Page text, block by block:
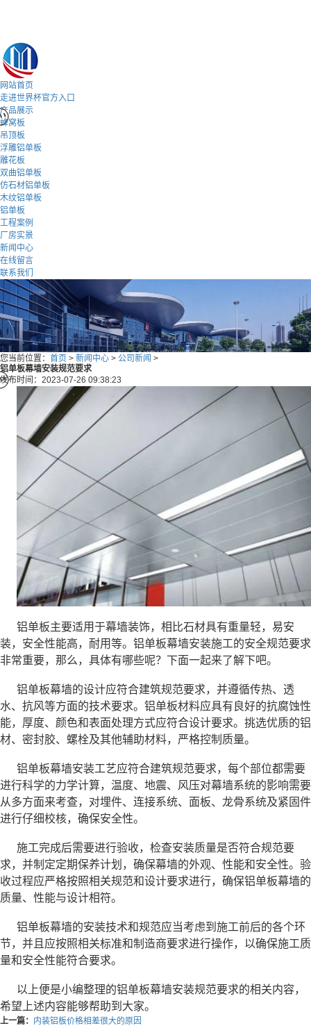
网站首页
走进世界杯官方入口
产品展示
蜂窝板
吊顶板
浮雕铝单板
雕花板
双曲铝单板
仿石材铝单板
木纹铝单板
铝单板
工程案例
厂房实景
新闻中心
在线留言
联系我们
您当前位置： 首页 > 新闻中心 > 公司新闻 >
铝单板幕墙安装规范要求
发布时间：2023-07-26 09:38:23
铝单板主要适用于幕墙装饰，相比石材具有重量轻，易安
装，安全性能高，耐用等。铝单板幕墙安装施工的安全规范要求
非常重要，那么，具体有哪些呢？下面一起来了解下吧。
铝单板幕墙的设计应符合建筑规范要求，并遵循传热、透
水、抗风等方面的技术要求。铝单板材料应具有良好的抗腐蚀性
能，厚度、颜色和表面处理方式应符合设计要求。挑选优质的铝
材、密封胶、螺栓及其他辅助材料，严格控制质量。
铝单板幕墙安装工艺应符合建筑规范要求，每个部位都需要
进行科学的力学计算，温度、地震、风压对幕墙系统的影响需要
从多方面来考查，对埋件、连接系统、面板、龙骨系统及紧固件
进行仔细校核，确保安全性。
施工完成后需要进行验收，检查安装质量是否符合规范要
求，并制定定期保养计划，确保幕墙的外观、性能和安全性。验
收过程应严格按照相关规范和设计要求进行，确保铝单板幕墙的
质量、性能与设计相符。
铝单板幕墙的安装技术和规范应当考虑到施工前后的各个环
节，并且应按照相关标准和制造商要求进行操作，以确保施工质
量和安全性能符合要求。
以上便是小编整理的铝单板幕墙安装规范要求的相关内容，
希望上述内容能够帮助到大家。
上一篇：
内装铝板价格相差很大的原因